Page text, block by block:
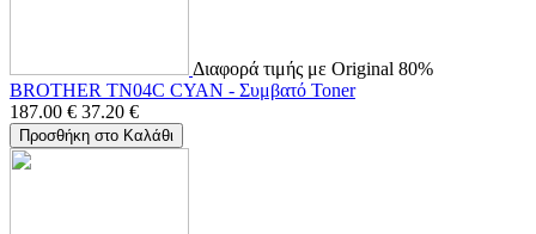
Διαφορά τιμής με Original 80%
BROTHER TN04C CYAN - Συμβατό Toner
187.00 € 37.20 €
Προσθήκη στο Καλάθι